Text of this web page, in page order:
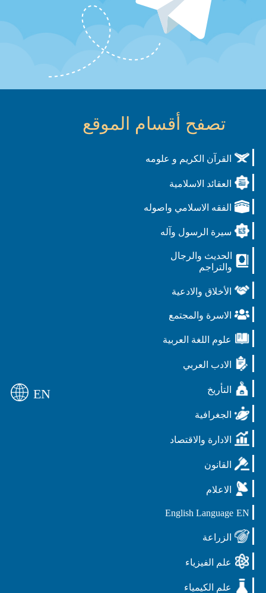
تصفح أقسام الموقع
القرآن الكريم و علومه
العقائد الاسلامية
الفقه الاسلامي واصوله
سيرة الرسول وآله
الحديث والرجال
والتراجم
الأخلاق والادعية
الاسرة والمجتمع
علوم اللغة العربية
الادب العربي
التأريخ
الجغرافية
الادارة والاقتصاد
القانون
الاعلام
EN
English Language
الزراعة
علم الفيزياء
علم الكيمياء
EN